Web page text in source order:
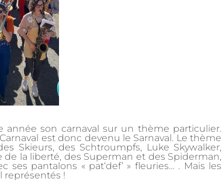
année son carnaval sur un thème particulier.
est donc devenu le Sarnaval. Le thème
Skieurs, des Schtroumpfs, Luke Skywalker,
la liberté, des Superman et des Spiderman,
pantalons « pat‘def’ » fleuries… . Mais les
représentés !